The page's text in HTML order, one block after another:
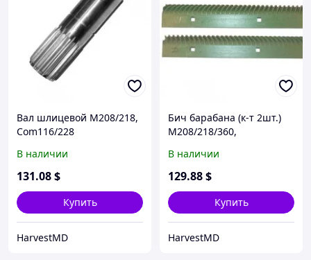
Вал шлицевой М208/218,
Com116/228
В наличии
131.08$
Купить
HarvestMD
Бич барабана (к-т 2шт.)
М208/218/360,
Com116/228
В наличии
129.88$
Купить
HarvestMD